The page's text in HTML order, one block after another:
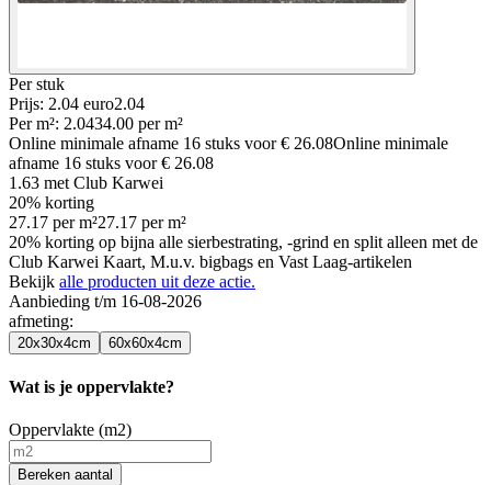
Per stuk
Prijs: 2.04 euro2.04
Per m²: 2.0434.00 per m²
Online minimale afname 16 stuks voor€ 26.08Online minimale
afname 16 stuks voor€ 26.08
1.63 met Club Karwei
20% korting
27.17 per m²27.17 per m²
20% korting op bijna alle sierbestrating, -grind en split alleen met de
Club Karwei Kaart, M.u.v. bigbags en Vast Laag-artikelen
Bekijk alle producten uit deze actie.
Aanbieding t/m 16-08-2026
afmeting:
20x30x4cm 60x60x4cm
Wat is je oppervlakte?
Oppervlakte (m2)
Bereken aantal